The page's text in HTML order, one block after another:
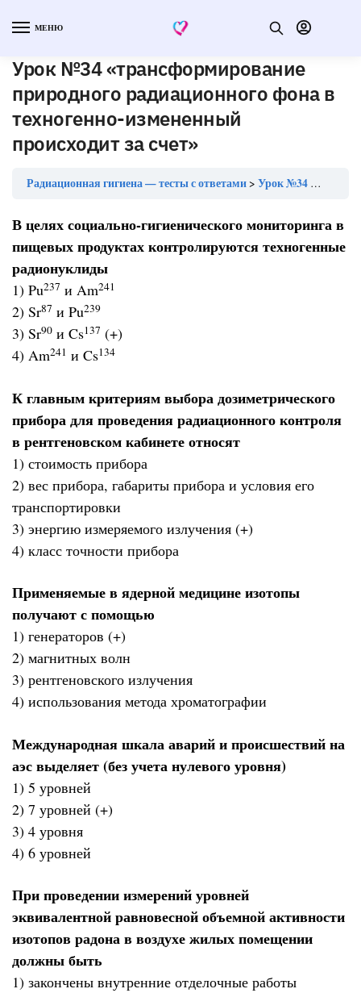
МЕНЮ
Урок №34 «трансформирование
природного радиационного фона в
техногенно-измененный
происходит за счет»
Радиационная гигиена — тесты с ответами Урок №34 «трансформирование природного радиационного фона в техногенно-измененный происходит за счет»
В целях социально-гигиенического мониторинга в
пищевых продуктах контролируются техногенные
радионуклиды
1) Pu237 и Am241
2) Sr87 и Pu239
3) Sr90 и Cs137 (+)
4) Am241 и Cs134
К главным критериям выбора дозиметрического
прибора для проведения радиационного контроля
в рентгеновском кабинете относят
1) стоимость прибора
2) вес прибора, габариты прибора и условия его
транспортировки
3) энергию измеряемого излучения (+)
4) класс точности прибора
Применяемые в ядерной медицине изотопы
получают с помощью
1) генераторов (+)
2) магнитных волн
3) рентгеновского излучения
4) использования метода хроматографии
Международная шкала аварий и происшествий на
аэс выделяет (без учета нулевого уровня)
1) 5 уровней
2) 7 уровней (+)
3) 4 уровня
4) 6 уровней
При проведении измерений уровней
эквивалентной равновесной объемной активности
изотопов радона в воздухе жилых помещении
должны быть
1) закончены внутренние отделочные работы